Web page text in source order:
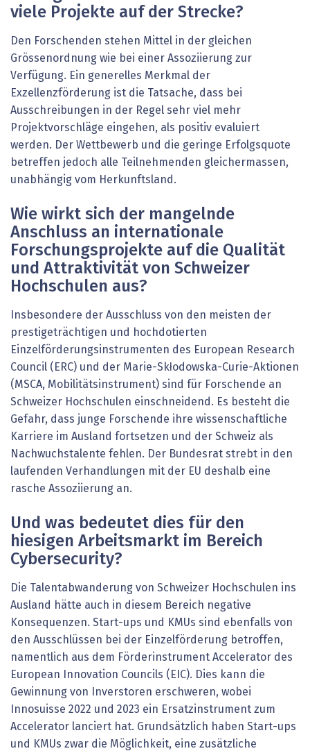
viele Projekte auf der Strecke?
Den Forschenden stehen Mittel in der gleichen
Grössenordnung wie bei einer Assoziierung zur
Verfügung. Ein generelles Merkmal der
Exzellenzförderung ist die Tatsache, dass bei
Ausschreibungen in der Regel sehr viel mehr
Projektvorschläge eingehen, als positiv evaluiert
werden. Der Wettbewerb und die geringe Erfolgsquote
betreffen jedoch alle Teilnehmenden gleichermassen,
unabhängig vom Herkunftsland.
Wie wirkt sich der mangelnde
Anschluss an internationale
Forschungsprojekte auf die Qualität
und Attraktivität von Schweizer
Hochschulen aus?
Insbesondere der Ausschluss von den meisten der
prestigeträchtigen und hochdotierten
Einzelförderungsinstrumenten des European Research
Council (ERC) und der Marie-Skłodowska-Curie-Aktionen
(MSCA, Mobilitätsinstrument) sind für Forschende an
Schweizer Hochschulen einschneidend. Es besteht die
Gefahr, dass junge Forschende ihre wissenschaftliche
Karriere im Ausland fortsetzen und der Schweiz als
Nachwuchstalente fehlen. Der Bundesrat strebt in den
laufenden Verhandlungen mit der EU deshalb eine
rasche Assoziierung an.
Und was bedeutet dies für den
hiesigen Arbeitsmarkt im Bereich
Cybersecurity?
Die Talentabwanderung von Schweizer Hochschulen ins
Ausland hätte auch in diesem Bereich negative
Konsequenzen. Start-ups und KMUs sind ebenfalls von
den Ausschlüssen bei der Einzelförderung betroffen,
namentlich aus dem Förderinstrument Accelerator des
European Innovation Councils (EIC). Dies kann die
Gewinnung von Inverstoren erschweren, wobei
Innosuisse 2022 und 2023 ein Ersatzinstrument zum
Accelerator lanciert hat. Grundsätzlich haben Start-ups
und KMUs zwar die Möglichkeit, eine zusätzliche